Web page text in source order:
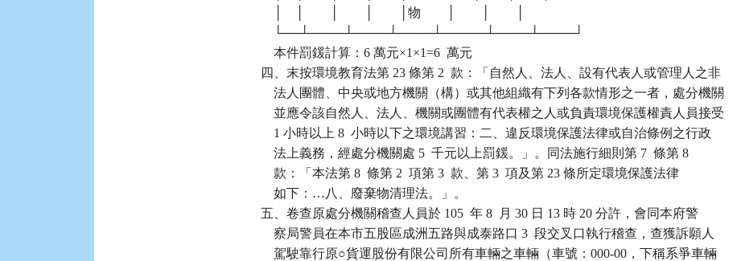
    │    │        │        │        │物        │        │        │
    └──┴────┴────┴────┴─────┴────┴────┘
    本件罰鍰計算：6 萬元×1×1=6  萬元
四、末按環境教育法第 23 條第 2  款：「自然人、法人、設有代表人或管理人之非
    法人團體、中央或地方機關（構）或其他組織有下列各款情形之一者，處分機關
    並應令該自然人、法人、機關或團體有代表權之人或負責環境保護權責人員接受
    1 小時以上 8  小時以下之環境講習：二、違反環境保護法律或自治條例之行政
    法上義務，經處分機關處 5  千元以上罰鍰。」。同法施行細則第 7  條第 8
    款：「本法第 8  條第 2  項第 3  款、第 3  項及第 23 條所定環境保護法律
    如下：…八、廢棄物清理法。」。
五、卷查原處分機關稽查人員於 105  年 8  月 30 日 13 時 20 分許，會同本府警
    察局警員在本市五股區成洲五路與成泰路口 3  段交叉口執行稽查，查獲訴願人
    駕駛靠行原○貨運股份有限公司所有車輛之車輛（車號：000-00，下稱系爭車輛